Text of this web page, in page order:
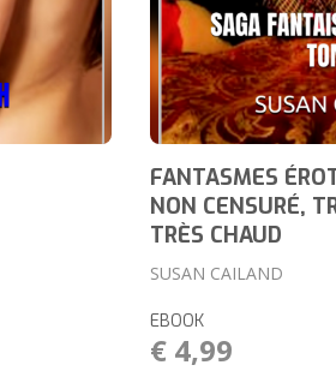
FANTASMES
NON CENSURÉ,
TRÈS CHAUD
SUSAN CAILAND
EBOOK
€ 4,99